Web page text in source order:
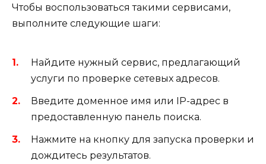
Чтобы воспользоваться такими сервисами,
выполните следующие шаги:
Найдите нужный сервис, предлагающий
услуги по проверке сетевых адресов.
Введите доменное имя или IP-адрес в
предоставленную панель поиска.
Нажмите на кнопку для запуска проверки и
дождитесь результатов.